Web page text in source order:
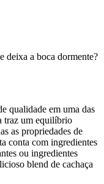
deixa a boca dormente?
qualidade em uma das
traz um equilíbrio
as propriedades de
conta com ingredientes
ou ingredientes
blend de cachaça